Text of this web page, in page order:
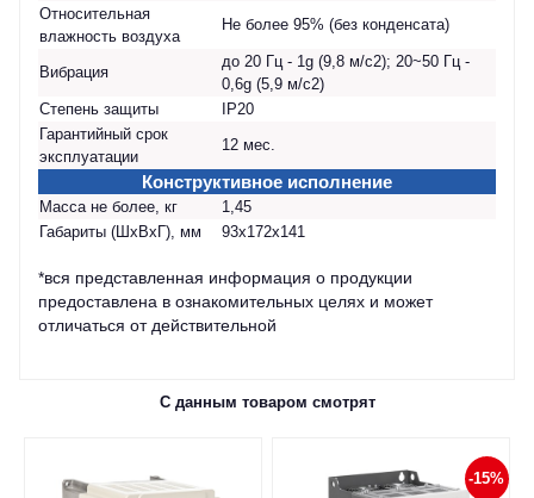
Относительная
влажность воздуха
Не более 95% (без конденсата)
Вибрация
до 20 Гц - 1g (9,8 м/с2); 20~50 Гц -
0,6g (5,9 м/с2)
Степень защиты
IP20
Гарантийный срок
эксплуатации
12 мес.
Конструктивное исполнение
Масса не более, кг
1,45
Габариты (ШхВхГ), мм
93x172x141
*вся представленная информация о продукции
предоставлена в ознакомительных целях и может
отличаться от действительной
С данным товаром смотрят
-15%